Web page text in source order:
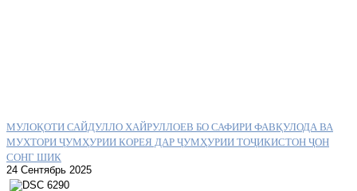
МУЛОҚОТИ САЙДУЛЛО ХАЙРУЛЛОЕВ БО САФИРИ ФАВҚУЛОДА ВА
МУХТОРИ ҶУМҲУРИИ КОРЕЯ ДАР ҶУМҲУРИИ ТОҶИКИСТОН ҶОН
СОНГ ШИК
24 Сентябрь 2025